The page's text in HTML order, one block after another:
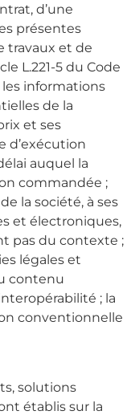
d’une
présentes
travaux et de
L.221-5 du Code
informations
de la
et ses
d’exécution
auquel la
commandée ;
la société, à ses
et électroniques,
pas du contexte ;
légales et
contenu
; la
conventionnelle
solutions
établis sur la